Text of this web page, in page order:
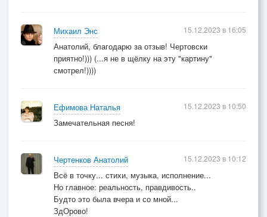
Михаил Энс
Анатолий, благодарю за отзыв! Чертовски
приятно!))) (...я не в щёлку на эту "картину"
смотрел!))))
15.12.2023 в 16:05
Ефимова Наталья
Замечательная песня!
15.12.2023 в 10:50
Чертенков Анатолий
Всё в точку... стихи, музыка, исполнение...
Но главное: реальность, правдивость..
Будто это была вчера и со мной...
ЗдОрово!
15.12.2023 в 10:12